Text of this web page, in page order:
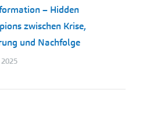
– Hidden
zwischen Krise,
und Nachfolge